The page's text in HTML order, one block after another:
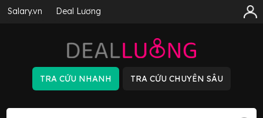
Salary.vn Deal Lương